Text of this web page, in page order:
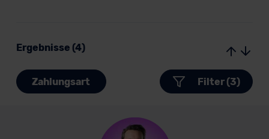
Ergebnisse (4)
Zahlungsart Filter (3)